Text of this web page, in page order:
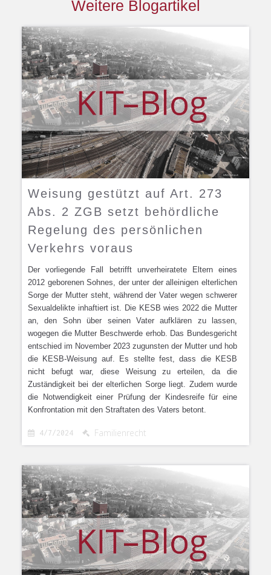
Weitere Blogartikel
Weisung gestützt auf Art. 273
Abs. 2 ZGB setzt behördliche
Regelung des persönlichen
Verkehrs voraus
Der vorliegende Fall betrifft unverheiratete Eltern eines
2012 geborenen Sohnes, der unter der alleinigen elterlichen
Sorge der Mutter steht, während der Vater wegen schwerer
Sexualdelikte inhaftiert ist. Die KESB wies 2022 die Mutter
an, den Sohn über seinen Vater aufklären zu lassen,
wogegen die Mutter Beschwerde erhob. Das Bundesgericht
entschied im November 2023 zugunsten der Mutter und hob
die KESB-Weisung auf. Es stellte fest, dass die KESB
nicht befugt war, diese Weisung zu erteilen, da die
Zuständigkeit bei der elterlichen Sorge liegt. Zudem wurde
die Notwendigkeit einer Prüfung der Kindesreife für eine
Konfrontation mit den Straftaten des Vaters betont.
 4/7/2024  Familienrecht